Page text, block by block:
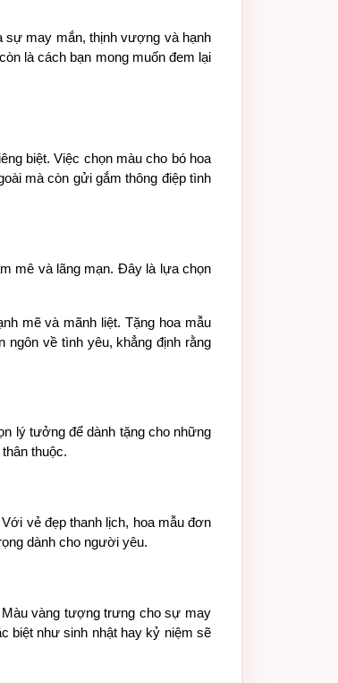
may mắn, thịnh vượng và hạnh
là cách bạn mong muốn đem lại
biệt. Việc chọn màu cho bó hoa
mà còn gửi gắm thông điệp tình
mê và lãng mạn. Đây là lựa chọn
mẽ và mãnh liệt. Tặng hoa mẫu
về tình yêu, khẳng định rằng
lý tưởng để dành tặng cho những
thuộc.
vẻ đẹp thanh lịch, hoa mẫu đơn
dành cho người yêu.
vàng tượng trưng cho sự may
biệt như sinh nhật hay kỷ niệm sẽ